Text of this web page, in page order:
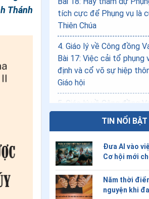
Thánh
tích cực để Phụng vụ là
Thiên Chúa
4. Giáo lý về Công đồng
Bài 17: Việc cải tổ phụng
định và cổ võ sự hiệp
Giáo hội
5 Giáo lý về Công đồng
Bài 16: Phụng vụ kiến tạo
thành đền thánh trong
đoàn đón nhận mọi người
6.Giáo lý về Công đồng
Bài 15: Đức Maria là mẫu
hảo của điều Giáo hội
trở thành
TIN NỔI BẬT
Đưa AI vào
Cơ hội mới
Năm thời
nguyện khi